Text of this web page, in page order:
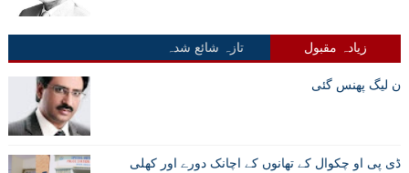
زیادہ مقبول تازہ شائع شدہ
ن لیگ پھنس گئی
ڈی پی او چکوال کے تھانوں کے اچانک دورے اور کھلی